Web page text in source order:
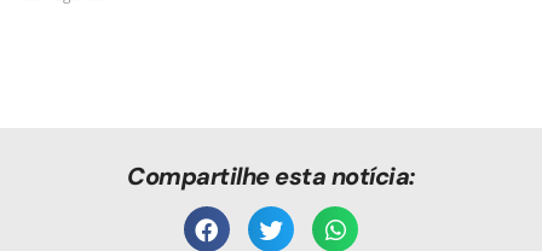
Compartilhe esta notícia: